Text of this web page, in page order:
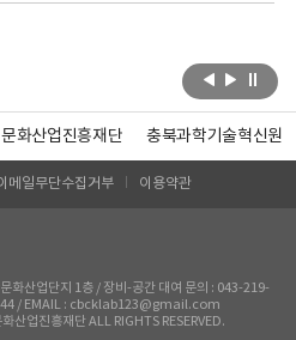
화산업진흥재단 충북과학기술혁신원
메일무단수집거부 이용약관
화산업단지 1층 / 장비-공간 대여 문의 : 043-219-
/ EMAIL : cbcklab123@gmail.com
산업진흥재단 ALL RIGHTS RESERVED.